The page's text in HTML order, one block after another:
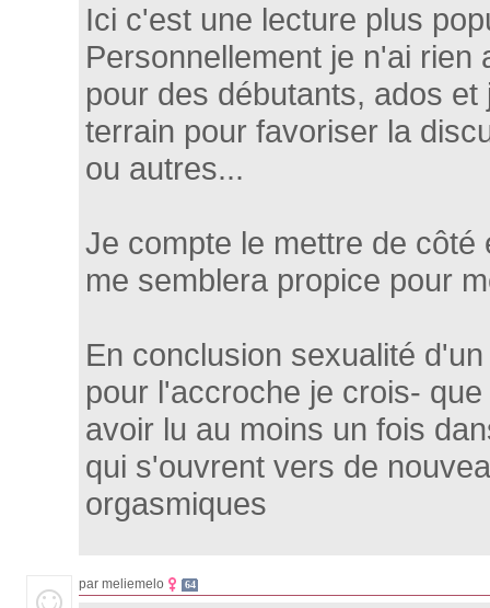
Ici c'est une lecture plus
Personnellement je n'ai
pour des débutants, ados
terrain pour favoriser la
ou autres...
Je compte le mettre de
me semblera propice pour
En conclusion sexualité
pour l'accroche je crois-
avoir lu au moins un fois
qui s'ouvrent vers de
orgasmiques
par meliemelo 64